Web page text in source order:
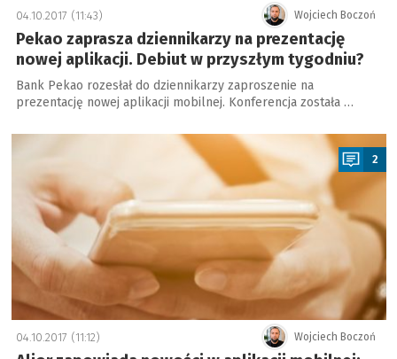
Wojciech Boczoń
04.10.2017 (11:43)
Pekao zaprasza dziennikarzy na prezentację
nowej aplikacji. Debiut w przyszłym tygodniu?
Bank Pekao rozesłał do dziennikarzy zaproszenie na
prezentację nowej aplikacji mobilnej. Konferencja została …
a
2
Wojciech Boczoń
04.10.2017 (11:12)